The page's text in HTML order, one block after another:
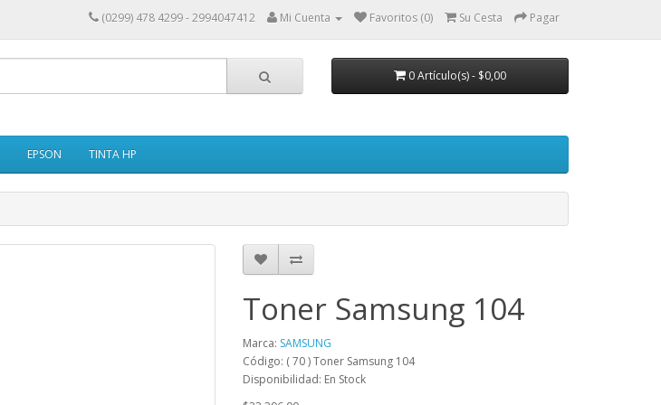
(0299) 478 4299 - 2994047412 Mi Cuenta Favoritos (0) Su Cesta Pagar
0 Artículo(s) - $0,00
EPSON TINTA HP
Toner Samsung 104
Marca: SAMSUNG
Código: ( 70 ) Toner Samsung 104
Disponibilidad: En Stock